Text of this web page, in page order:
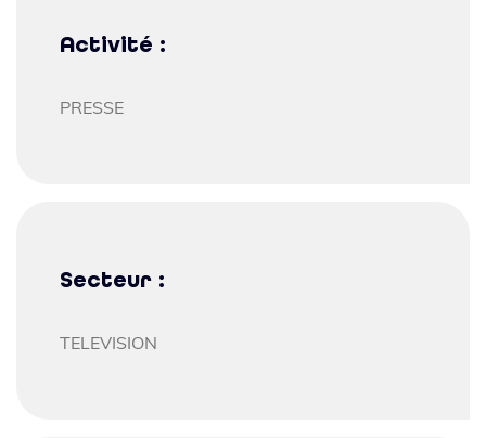
Activité :
PRESSE
Secteur :
TELEVISION